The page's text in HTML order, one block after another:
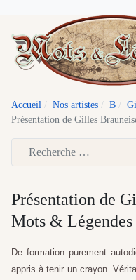
Accueil Nos artistes B
Présentation de Gilles
Présentation de
Mots & Légendes
De formation purement
appris à tenir un crayon.